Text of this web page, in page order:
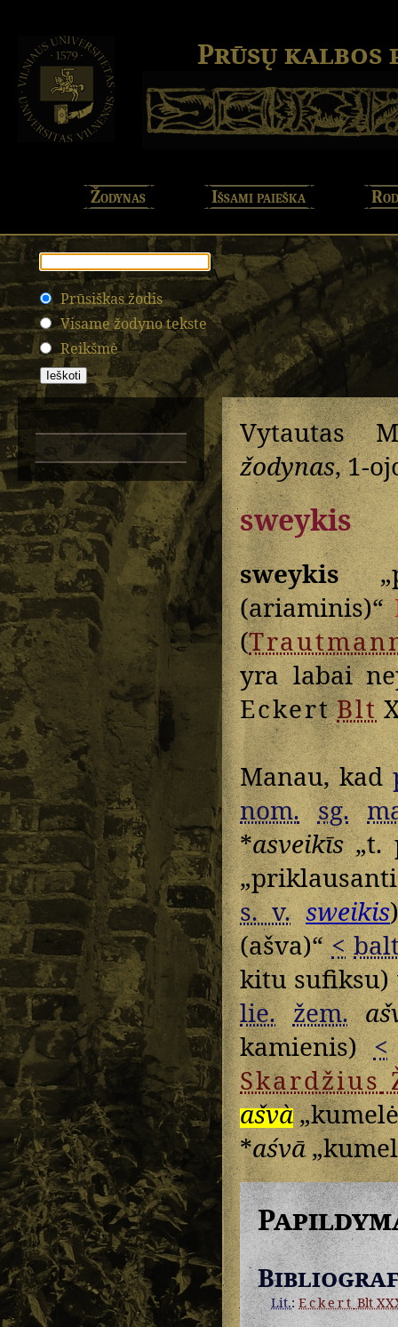
Prūsų kalbos
Žodynas Išsami paieška
Prūsiškas žodis
Visame žodyno tekste
Reikšmė
Vytautas
žodynas, 1-
sweykis
sweykis
(ariaminis)“
(
yra labai
EckertBlt
Manau, kad
nom. sg.
*asveikīs„t.
s. v. sweikis
(ašva)“<
kitu
lie. žem.
kamienis)<
Skardžius
ašvà
*aśvā
Lit.:EckertBlt